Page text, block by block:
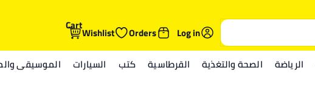
Log in
Orders
Wishlist
Cart
الرياضة الصحة والتغذية القرطاسية كتب السيارات الموسيقى